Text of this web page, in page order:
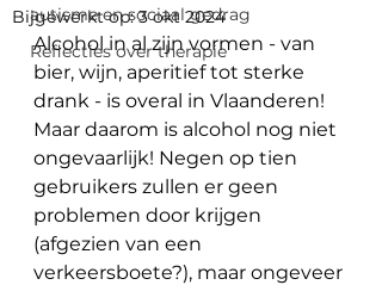
autisme en sociaal gedrag
Reflecties over therapie
Bijgewerkt op:3 okt 2024
Alcohol in al zijn vormen - van
bier, wijn, aperitief tot sterke
drank - is overal in Vlaanderen!
Maar daarom is alcohol nog niet
ongevaarlijk! Negen op tien
gebruikers zullen er geen
problemen door krijgen
(afgezien van een
verkeersboete?), maar ongeveer